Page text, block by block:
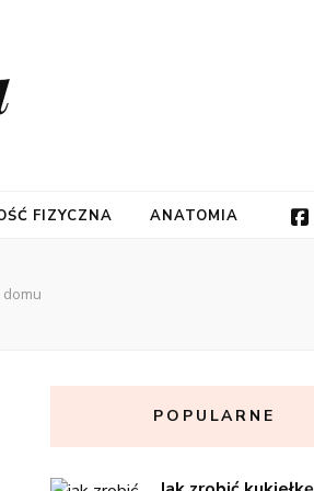
FIZYCZNA ANATOMIA
POPULARNE